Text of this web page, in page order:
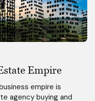
Empire
empire is
agency buying and